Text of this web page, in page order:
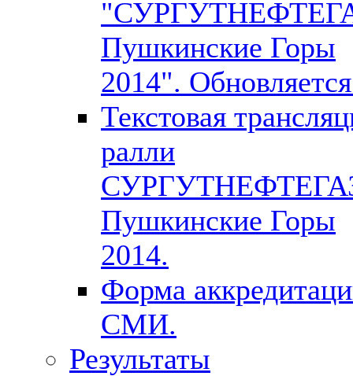
Пушкинские Горы
2014".
Текстовая
ралли
Пушкинские Горы
2014.
Форма
СМИ.
Результаты